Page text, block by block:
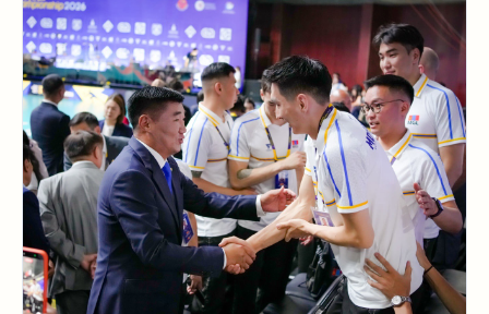
бүхнийг бодитой тооцож, болзошгүй эрсдэл, хүндрэлийг
урьдчилж харж, хариу арга хэмжээ авах ухаан Н.Учралын
Засгийн газарт ч алга.